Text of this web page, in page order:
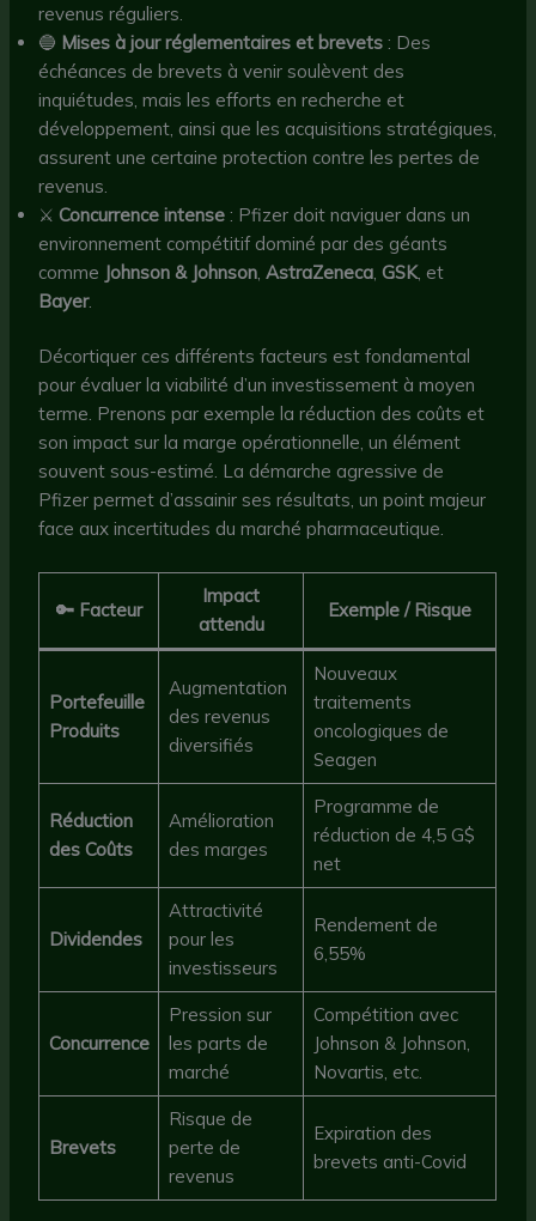
revenus réguliers.
🔵 Mises à jour réglementaires et brevets : Des
échéances de brevets à venir soulèvent des
inquiétudes, mais les efforts en recherche et
développement, ainsi que les acquisitions stratégiques,
assurent une certaine protection contre les pertes de
revenus.
⚔️ Concurrence intense : Pfizer doit naviguer dans un
environnement compétitif dominé par des géants
comme Johnson & Johnson ,AstraZeneca GSK, et
Bayer.
Décortiquer ces différents facteurs est fondamental
pour évaluer la viabilité d’un investissement à moyen
terme. Prenons par exemple la réduction des coûts et
son impact sur la marge opérationnelle, un élément
souvent sous-estimé. La démarche agressive de
Pfizer permet d’assainir ses résultats, un point majeur
face aux incertitudes du marché pharmaceutique.
🔑 Facteur
Impact
attendu
Exemple / Risque
Portefeuille
Produits
Augmentation
des revenus
diversifiés
Nouveaux
traitements
oncologiques de
Seagen
Réduction
des Coûts
Amélioration
des marges
Programme de
réduction de 4,5 G$
net
Dividendes
Attractivité
pour les
investisseurs
Rendement de
6,55%
Concurrence
Pression sur
les parts de
marché
Compétition avec
Johnson & Johnson,
Novartis, etc.
Brevets
Risque de
perte de
revenus
Expiration des
brevets anti-Covid